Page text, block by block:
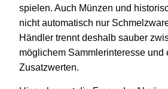
spielen. Auch Münzen und
nicht automatisch nur
Händler trennt deshalb sauber
möglichem Sammlerinteresse und
Zusatzwerten.